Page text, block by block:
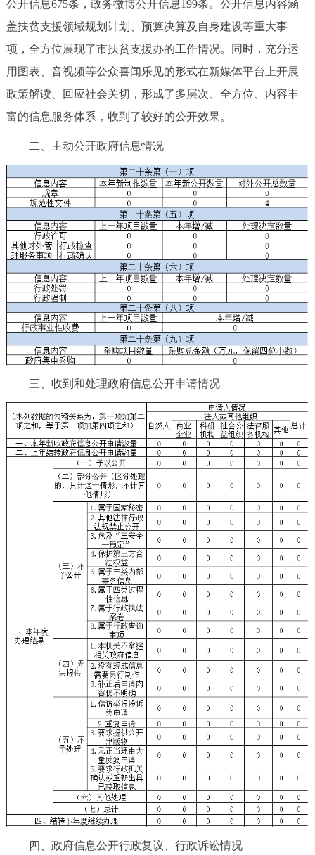
公开信息675条，政务微博公开信息199条。公开信息内容涵
盖扶贫支援领域规划计划、预算决算及自身建设等重大事
项，全方位展现了市扶贫支援办的工作情况。同时，充分运
用图表、音视频等公众喜闻乐见的形式在新媒体平台上开展
政策解读、回应社会关切，形成了多层次、全方位、内容丰
富的信息服务体系，收到了较好的公开效果。
二、主动公开政府信息情况
三、收到和处理政府信息公开申请情况
四、政府信息公开行政复议、行政诉讼情况